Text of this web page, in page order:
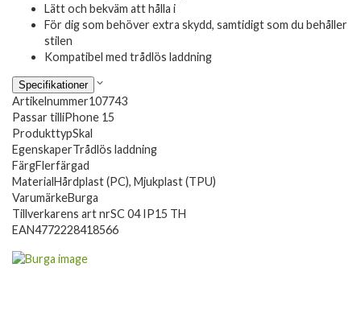
Lätt och bekväm att hålla i
För dig som behöver extra skydd, samtidigt som du behåller
stilen
Kompatibel med trådlös laddning
Specifikationer
Artikelnummer107743
Passar tilliPhone 15
ProdukttypSkal
EgenskaperTrådlös laddning
FärgFlerfärgad
MaterialHårdplast (PC), Mjukplast (TPU)
VarumärkeBurga
Tillverkarens art nrSC 04 IP15 TH
EAN4772228418566